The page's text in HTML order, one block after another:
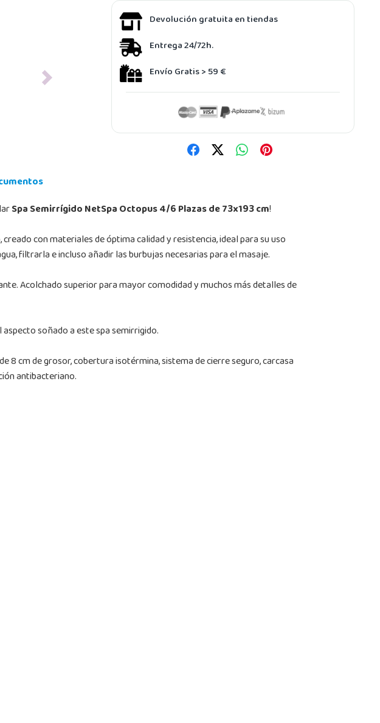
Next
Devolución gratuita en tiendas
Entrega 24/72h.
Envío Gratis > 59 €
Spa Semirrígido NetSpa Octopus 4/6 Plazas de 73x193 cm!
con materiales de óptima calidad y resistencia, ideal para su uso
filtrarla e incluso añadir las burbujas necesarias para el masaje.
Acolchado superior para mayor comodidad y muchos más detalles de
soñado a este spa semirrigido.
8 cm de grosor, cobertura isotérmina, sistema de cierre seguro, carcasa
antibacteriano.